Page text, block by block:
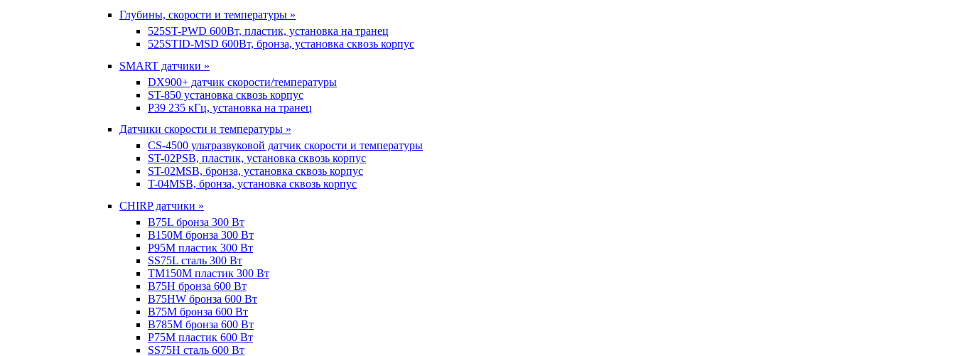
Глубины, скорости и температуры »
525ST-PWD 600Вт, пластик, установка на транец
525STID-MSD 600Вт, бронза, установка сквозь корпус
SMART датчики »
DX900+ датчик скорости/температуры
ST-850 установка сквозь корпус
P39 235 кГц, установка на транец
Датчики скорости и температуры »
CS-4500 ультразвуковой датчик скорости и температуры
ST-02PSB, пластик, установка сквозь корпус
ST-02MSB, бронза, установка сквозь корпус
T-04MSB, бронза, установка сквозь корпус
CHIRP датчики »
B75L бронза 300 Вт
B150M бронза 300 Вт
P95M пластик 300 Вт
SS75L сталь 300 Вт
TM150M пластик 300 Вт
B75H бронза 600 Вт
B75HW бронза 600 Вт
B75M бронза 600 Вт
B785M бронза 600 Вт
P75M пластик 600 Вт
SS75H сталь 600 Вт